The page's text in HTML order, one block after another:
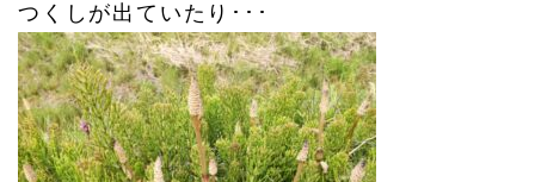
つくしが出ていたり･･･